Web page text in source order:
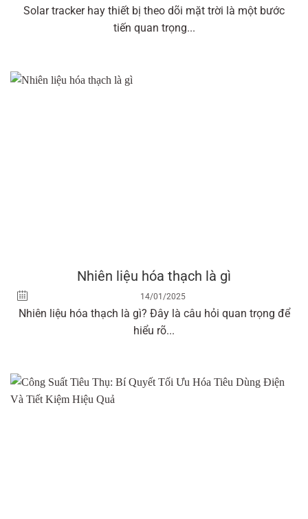
Solar tracker hay thiết bị theo dõi mặt trời là một bước
tiến quan trọng...
Nhiên liệu hóa thạch là gì
14/01/2025
Nhiên liệu hóa thạch là gì? Đây là câu hỏi quan trọng để
hiểu rõ...